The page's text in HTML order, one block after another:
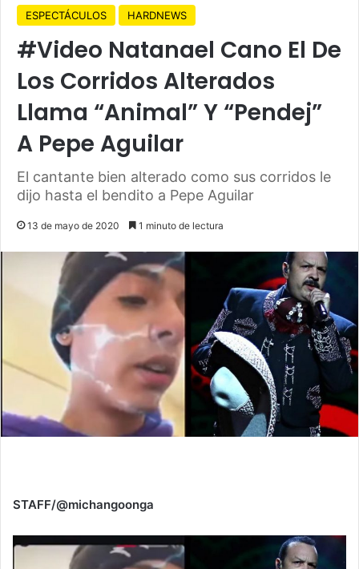
ESPECTÁCULOS HARDNEWS
#Video Natanael Cano El De
Los Corridos Alterados
Llama “Animal” Y “Pendej”
A Pepe Aguilar
El cantante bien alterado como sus corridos le
dijo hasta el bendito a Pepe Aguilar
13 de mayo de 2020 1 minuto de lectura
STAFF/@michangoonga